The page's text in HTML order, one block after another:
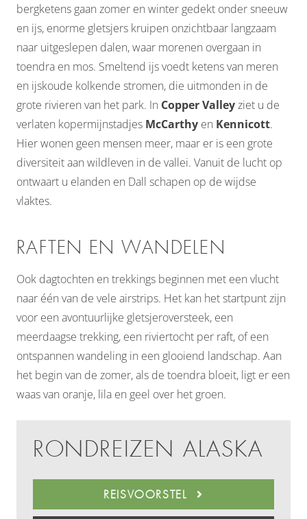
bergketens gaan zomer en winter gedekt onder sneeuw
en ijs, enorme gletsjers kruipen onzichtbaar langzaam
naar uitgeslepen dalen, waar morenen overgaan in
toendra en mos. Smeltend ijs voedt ketens van meren
en ijskoude kolkende stromen, die uitmonden in de
grote rivieren van het park. In Copper Valleyziet u de
verlaten kopermijnstadjes McCarthy en Kennicott.
Hier wonen geen mensen meer, maar er is een grote
diversiteit aan wildleven in de vallei. Vanuit de lucht op
ontwaart u elanden en Dall schapen op de wijdse
vlaktes.
RAFTEN EN WANDELEN
Ook dagtochten en trekkings beginnen met een vlucht
naar één van de vele airstrips. Het kan het startpunt zijn
voor een avontuurlijke gletsjeroversteek, een
meerdaagse trekking, een riviertocht per raft, of een
ontspannen wandeling in een glooiend landschap. Aan
het begin van de zomer, als de toendra bloeit, ligt er een
waas van oranje, lila en geel over het groen.
RONDREIZEN ALASKA
REISVOORSTEL